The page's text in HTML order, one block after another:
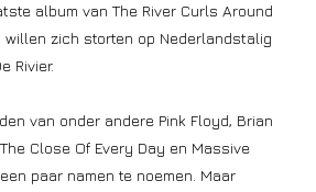
album van The River Curls Around
willen zich storten op Nederlandstalig
Rivier.
van onder andere Pink Floyd, Brian
Close Of Every Day en Massive
paar namen te noemen. Maar